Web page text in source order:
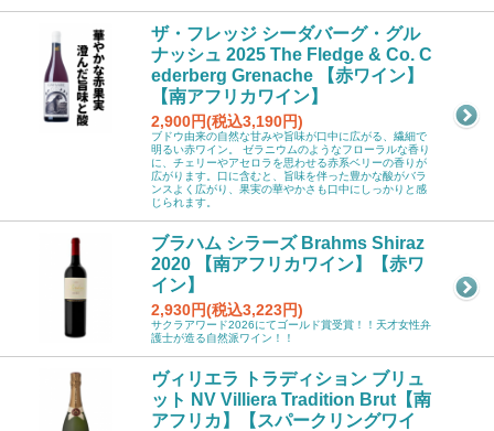
ザ・フレッジ シーダバーグ・グル
ナッシュ 2025 The Fledge & Co. C
ederberg Grenache 【赤ワイン】
【南アフリカワイン】
2,900円(税込3,190円)
ブドウ由来の自然な甘みや旨味が口中に広がる、繊細で
明るい赤ワイン。 ゼラニウムのようなフローラルな香り
に、チェリーやアセロラを思わせる赤系ベリーの香りが
広がります。口に含むと、旨味を伴った豊かな酸がバラ
ンスよく広がり、果実の華やかさも口中にしっかりと感
じられます。
ブラハム シラーズ Brahms Shiraz
2020 【南アフリカワイン】【赤ワ
イン】
2,930円(税込3,223円)
サクラアワード2026にてゴールド賞受賞！！天才女性弁
護士が造る自然派ワイン！！
ヴィリエラ トラディション ブリュ
ット NV Villiera Tradition Brut【南
アフリカ】【スパークリングワイ